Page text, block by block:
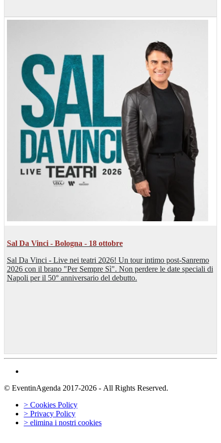
Sal Da Vinci - Bologna - 18 ottobre
Sal Da Vinci - Live nei teatri 2026! Un tour intimo post-Sanremo
2026 con il brano "Per Sempre Sì". Non perdere le date speciali di
Napoli per il 50° anniversario del debutto.
© EventinAgenda 2017-2026 - All Rights Reserved.
> Cookies Policy
> Privacy Policy
> elimina i nostri cookies